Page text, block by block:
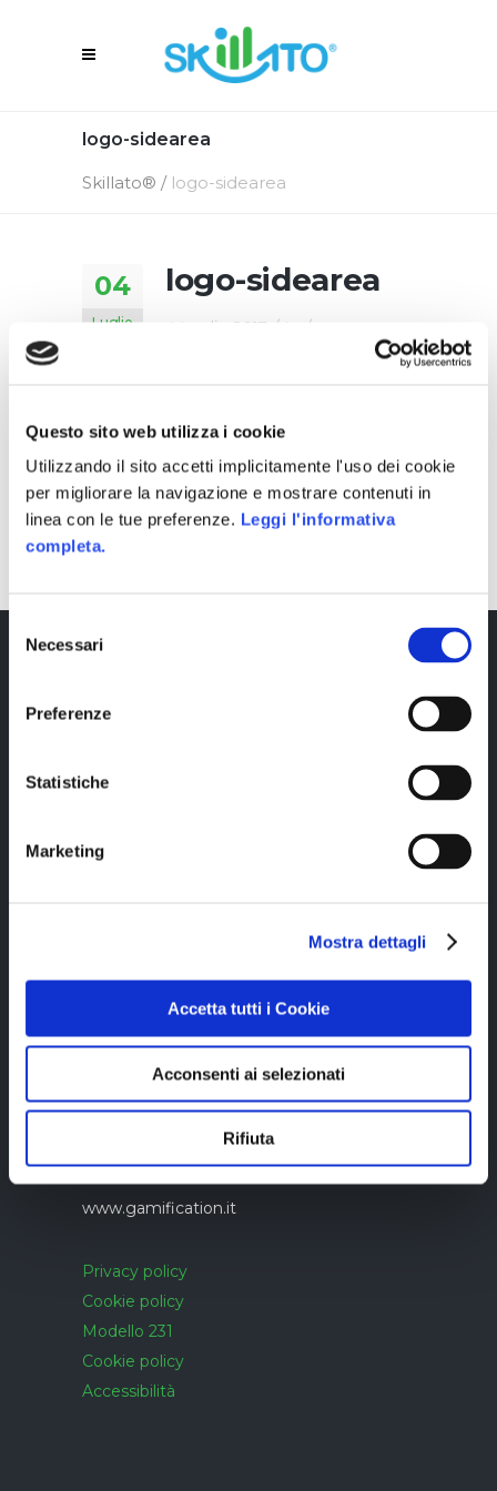
Questo sito web utilizza i cookie
Utilizzando il sito accetti implicitamente l'uso dei cookie
per migliorare la navigazione e mostrare contenuti in
linea con le tue preferenze. Leggi l'informativa
completa.
delNecessari
Preferenze
Statistiche
Marketing
Mostra dettagli
Accetta tutti i Cookie
Acconsenti ai selezionati
Rifiuta
logo-sidearea
Skillato® / logo-sidearea
04
Luglio
logo-sidearea
4 Luglio 2017
In
SHARE
05894340966
UNI EN ISO 9001:2015 certificato da
CERTIQUALITY
www.gamification.it
Privacy policy
Cookie policy
Modello 231
Cookie policy
Accessibilità